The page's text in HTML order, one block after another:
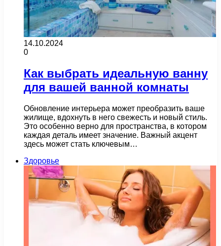
14.10.2024
0
Как выбрать идеальную ванну
для вашей ванной комнаты
Обновление интерьера может преобразить ваше
жилище, вдохнуть в него свежесть и новый стиль.
Это особенно верно для пространства, в котором
каждая деталь имеет значение. Важный акцент
здесь может стать ключевым…
Здоровье